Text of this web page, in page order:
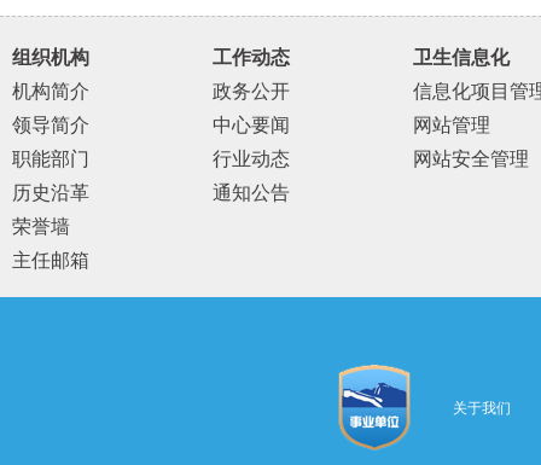
组织机构
机构简介
领导简介
职能部门
历史沿革
荣誉墙
主任邮箱
工作动态
政务公开
中心要闻
行业动态
通知公告
卫生信息化
信息化项目管
网站管理
网站安全管理
关于我们